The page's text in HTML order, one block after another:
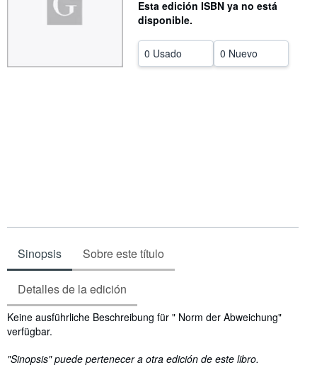
CERRAR
Esta edición ISBN ya no está
disponible.
0 Usado 0 Nuevo
Sinopsis Sobre este título
Detalles de la edición
Sinopsis
Keine ausführliche Beschreibung für " Norm der Abweichung"
verfügbar.
"Sinopsis" puede pertenecer a otra edición de este libro.